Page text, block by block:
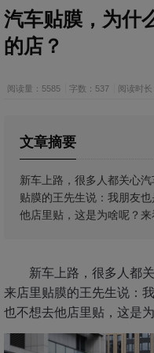
汽车贴膜，为什
的店？
阅读量：5585 字数：537 阅读时
文章摘要
新车上路，很多人都关心
贴膜的王先生说：我朋友
他店里贴，这是为啥呢？来
新车上路，很多人都
来店里贴膜的王先生说：
也不想去他店里贴，这是